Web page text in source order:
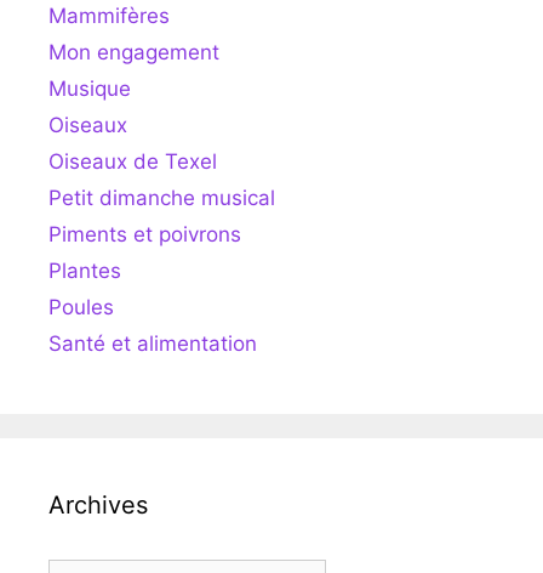
Mammifères
Mon engagement
Musique
Oiseaux
Oiseaux de Texel
Petit dimanche musical
Piments et poivrons
Plantes
Poules
Santé et alimentation
Archives